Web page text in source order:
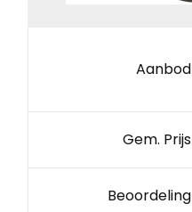
Aanbod
Gem. Prijs
Beoordeling